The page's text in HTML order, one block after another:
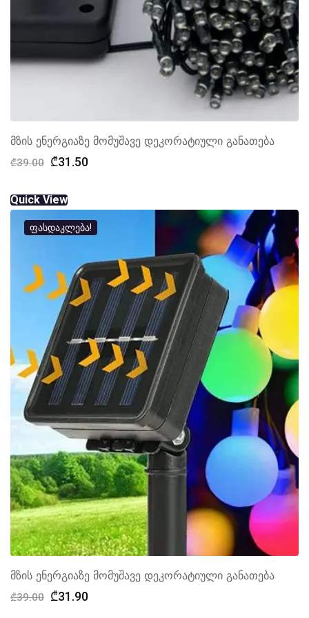
მზის ენერგიაზე მომუშავე დეკორატიული განათება
₾39.00 Original
was:
₾39.00.
₾31.50Current
₾31.50.
Quick View
ფასდაკლება!
მზის ენერგიაზე მომუშავე დეკორატიული განათება
₾39.00 Original
₾31.90Current